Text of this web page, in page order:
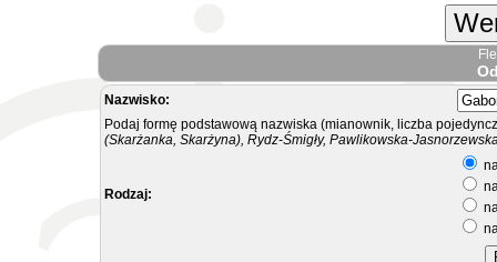
Nazwisko:
Podaj formę podstawową nazwiska (mianownik, liczba
(Skarżanka, Skarżyna), Rydz-Śmigły, Pawlikowska-
Rodzaj: